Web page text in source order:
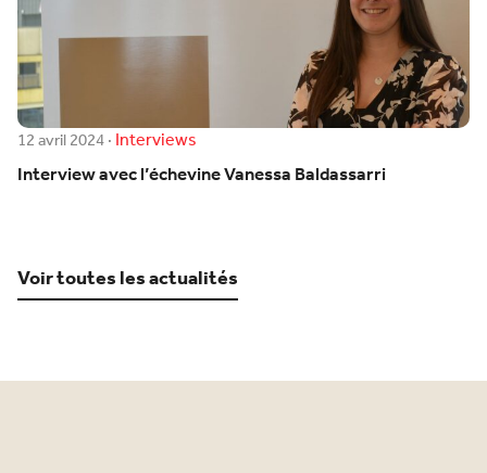
12 avril 2024·Interviews
Interview avec l’échevine Vanessa Baldassarri
Voir toutes les actualités